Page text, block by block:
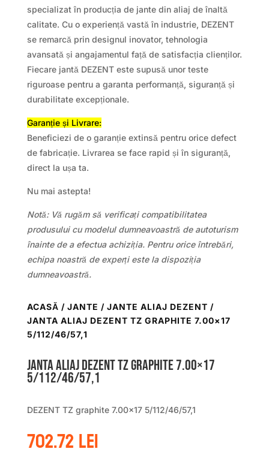
specializat în producția de jante din aliaj de înaltă
calitate. Cu o experiență vastă în industrie, DEZENT
se remarcă prin designul inovator, tehnologia
avansată și angajamentul față de satisfacția clienților.
Fiecare jantă DEZENT este supusă unor teste
riguroase pentru a garanta performanță, siguranță și
durabilitate excepționale.
Garanție și Livrare:
Beneficiezi de o garanție extinsă pentru orice defect
de fabricație. Livrarea se face rapid și în siguranță,
direct la ușa ta.
Nu mai astepta!
Notă: Vă rugăm să verificați compatibilitatea
produsului cu modelul dumneavoastră de autoturism
înainte de a efectua achiziția. Pentru orice întrebări,
echipa noastră de experți este la dispoziția
dumneavoastră.
ACASĂ / JANTE / JANTE ALIAJ DEZENT /
JANTA ALIAJ DEZENT TZ GRAPHITE 7.00×17
5/112/46/57,1
Janta aliaj DEZENT TZ graphite 7.00×17
5/112/46/57,1
DEZENT TZ graphite 7.00×17 5/112/46/57,1
702.72lei